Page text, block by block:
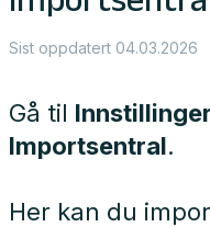
Sist oppdatert 04.03.2026
Gå til Innstillinger
Importsentral.
Her kan du